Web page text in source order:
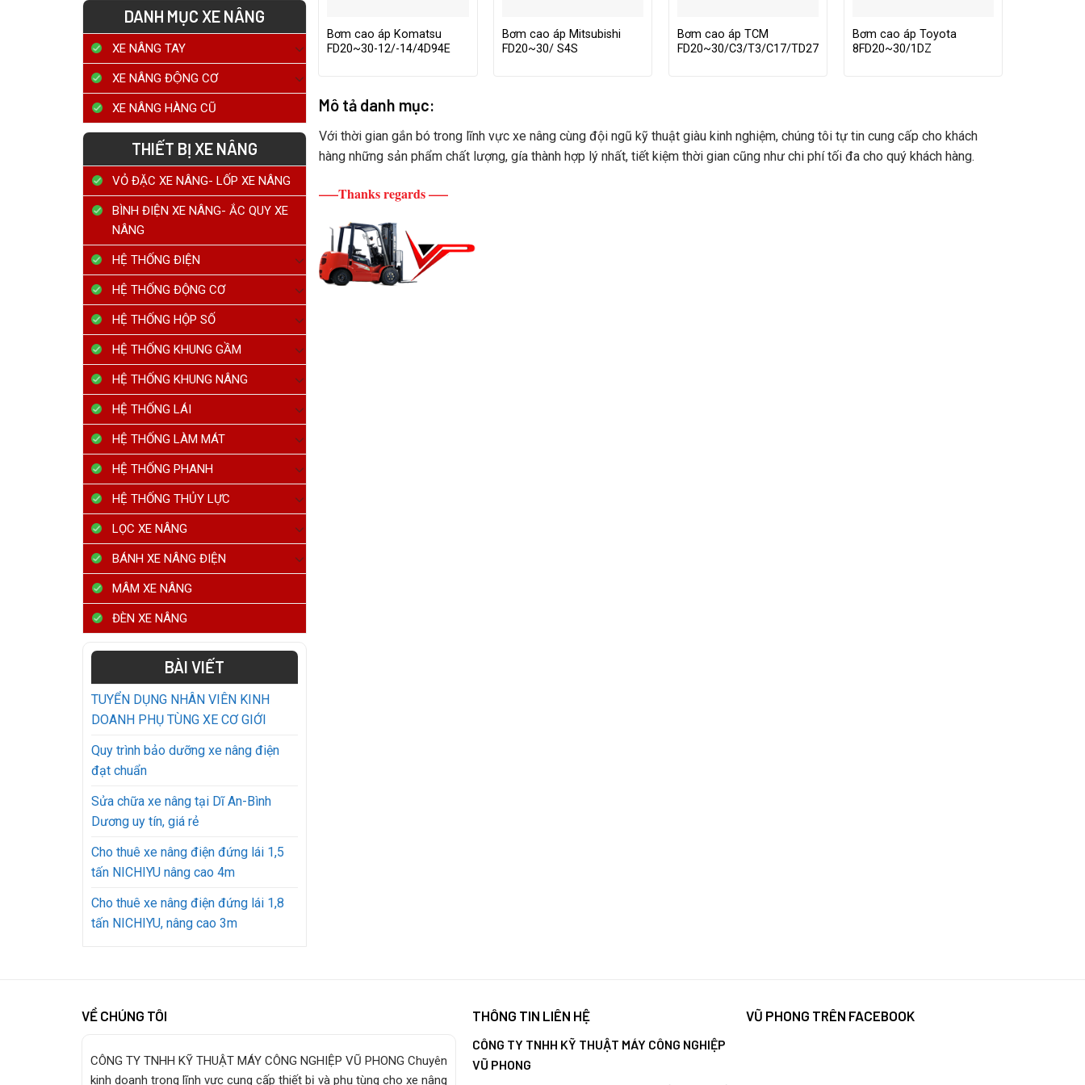
DANH MỤC XE NÂNG
XE NÂNG TAY
XE NÂNG ĐỘNG CƠ
XE NÂNG HÀNG CŨ
THIẾT BỊ XE NÂNG
VỎ ĐẶC XE NÂNG- LỐP XE NÂNG
BÌNH ĐIỆN XE NÂNG- ẮC QUY XE
NÂNG
HỆ THỐNG ĐIỆN
HỆ THỐNG ĐỘNG CƠ
HỆ THỐNG HỘP SỐ
HỆ THỐNG KHUNG GẦM
HỆ THỐNG KHUNG NÂNG
HỆ THỐNG LÁI
HỆ THỐNG LÀM MÁT
HỆ THỐNG PHANH
HỆ THỐNG THỦY LỰC
LỌC XE NÂNG
BÁNH XE NÂNG ĐIỆN
MÂM XE NÂNG
ĐÈN XE NÂNG
BÀI VIẾT
TUYỂN DỤNG NHÂN VIÊN KINH
DOANH PHỤ TÙNG XE CƠ GIỚI
Quy trình bảo dưỡng xe nâng điện
đạt chuẩn
Sửa chữa xe nâng tại Dĩ An-Bình
Dương uy tín, giá rẻ
Cho thuê xe nâng điện đứng lái 1,5
tấn NICHIYU nâng cao 4m
Cho thuê xe nâng điện đứng lái 1,8
tấn NICHIYU, nâng cao 3m
Bơm cao áp Komatsu
FD20~30-12/-14/4D94E
Bơm cao áp Mitsubishi
FD20~30/ S4S
Bơm cao áp TCM
FD20~30/C3/T3/C17/TD27
Bơm cao áp Toyota
8FD20~30/1DZ
Mô tả danh mục:
Với thời gian gắn bó trong lĩnh vực xe nâng cùng đội ngũ kỹ thuật giàu kinh nghiệm, chúng tôi tự tin cung cấp cho khách
hàng những sản phẩm chất lượng, gía thành hợp lý nhất, tiết kiệm thời gian cũng như chi phí tối đa cho quý khách hàng.
—–Thanks regards —–
VỀ CHÚNG TÔI
CÔNG TY TNHH KỸ THUẬT MÁY CÔNG NGHIỆP VŨ PHONG Chuyên
kinh doanh trong lĩnh vực cung cấp thiết bị và phụ tùng cho xe nâng
THÔNG TIN LIÊN HỆ
CÔNG TY TNHH KỸ THUẬT MÁY CÔNG NGHIỆP
VŨ PHONG
VŨ PHONG TRÊN FACEBOOK